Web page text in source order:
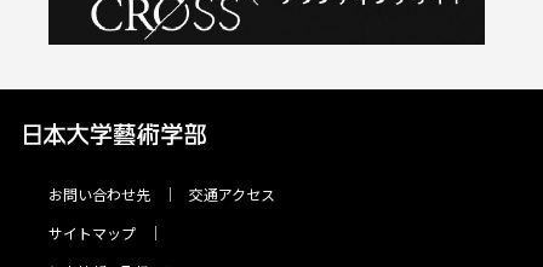
お問い合わせ先
交通アクセス
サイトマップ